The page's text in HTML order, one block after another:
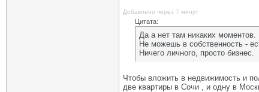
Добавлено через 7 минут
Цитата:
Да а нет там никаких моментов.
Не можешь в собственность -
Ничего личного, просто бизнес.
Чтобы вложить в недвижимость и
две квартиры в Сочи , и одну в